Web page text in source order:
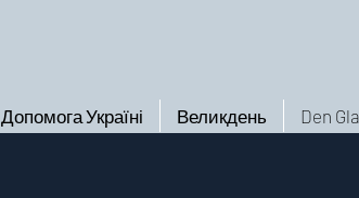
Den
Великдень
Допомога Україні